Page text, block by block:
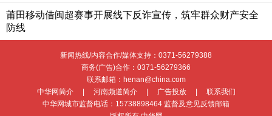
莆田移动借闽超赛事开展线下反诈宣传，筑牢群众财产安全
防线
新闻热线/内容合作/媒体支持： 0371-56279388
商务(广告)合作： 0371-56279366
联系邮箱：henan@china.com
中华网简介
河南频道简介 广告投放
联系我们
中华网城市监督电话： 15738898464 监督及意见反馈邮箱